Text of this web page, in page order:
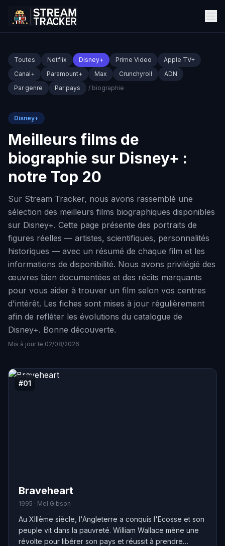
Toutes Netflix Disney+ Prime Video
Apple TV+
Canal+
Paramount+ Max Crunchyroll
ADN
Par genre
Par pays / biographie
Disney+
Meilleurs films de
biographie sur Disney+ :
notre Top 20
Sur Stream Tracker, nous avons rassemblé une
sélection des meilleurs films biographiques disponibles
sur Disney+. Cette page présente des portraits de
figures réelles — artistes, scientifiques, personnalités
historiques — avec un résumé de chaque film et les
informations de disponibilité. Nous avons privilégié des
œuvres bien documentées et des récits marquants
pour vous aider à trouver un film selon vos centres
d'intérêt. Les fiches sont mises à jour régulièrement
afin de refléter les évolutions du catalogue de
Disney+. Bonne découverte.
Mis à jour le 02/08/2026
#01
Braveheart
1995 · Mel Gibson
Au XIIIème siècle, l'Angleterre a conquis l'Ecosse et son
peuple vit dans la pauvreté. William Wallace mène une
révolte pour libérer son pays et réussit à prendre